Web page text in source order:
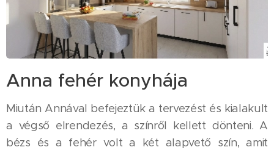
Anna fehér konyhája
Miután Annával befejeztük a tervezést és kialakult
a végső elrendezés, a színről kellett dönteni. A
bézs és a fehér volt a két alapvető szín, amit